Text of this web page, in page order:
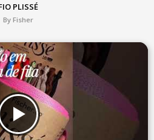
PLISSÉ
By Fisher